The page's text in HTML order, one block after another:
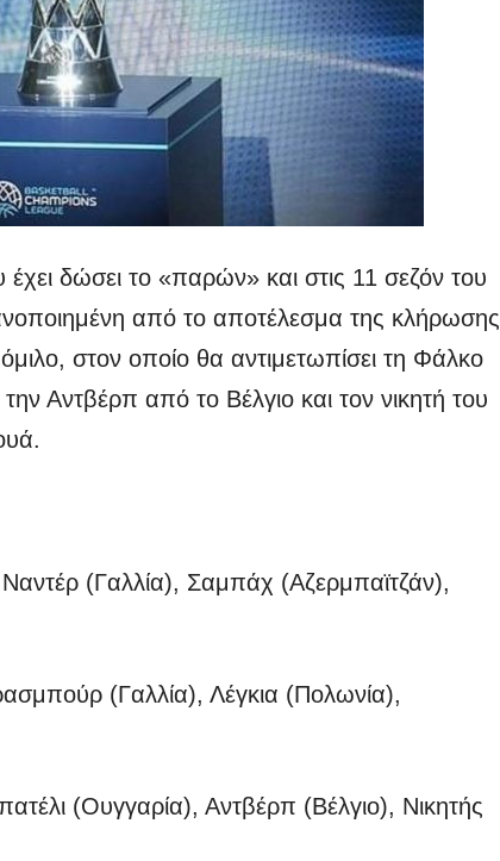
δώσει το «παρών» και στις 11 σεζόν του
από το αποτέλεσμα της κλήρωσης
στον οποίο θα αντιμετωπίσει τη Φάλκο
Αντβέρπ από το Βέλγιο και τον νικητή του
Ναντέρ (Γαλλία), Σαμπάχ (Αζερμπαϊτζάν),
(Γαλλία), Λέγκια (Πολωνία),
(Ουγγαρία), Αντβέρπ (Βέλγιο), Νικητής